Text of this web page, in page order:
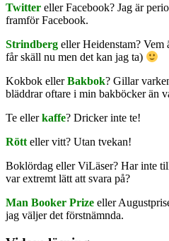
Twitter eller Facebook? Jag är
framför Facebook.
Strindberg eller Heidenstam?
får skäll nu men det kan jag ta)
Kokbok ellerBakbok? Gillar
bläddrar oftare i min bakböcker än
Te ellerkaffe? Dricker inte te!
Rött eller vitt? Utan tvekan!
Boklördag eller ViLäser? Har inte
var extremt lätt att svara på?
Man Booker Prize eller
jag väljer det förstnämnda.